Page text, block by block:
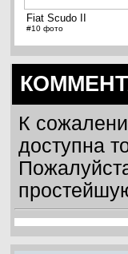
Fiat Scudo II
#10 фото
К
доступна